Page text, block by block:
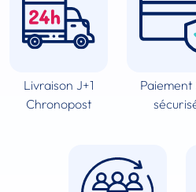
Livraison J+1
Chronopost
Paiement